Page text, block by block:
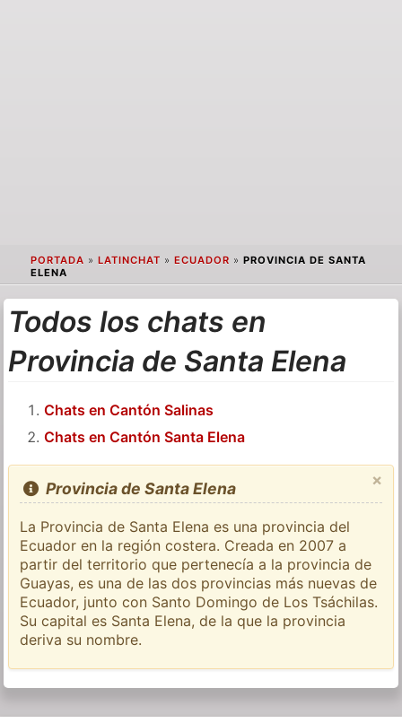
PORTADA » LATINCHAT » ECUADOR » PROVINCIA DE SANTA
ELENA
Todos los chats en
Provincia de Santa Elena
Chats en Cantón Salinas
Chats en Cantón Santa Elena
×
Provincia de Santa Elena
La Provincia de Santa Elena es una provincia del
Ecuador en la región costera. Creada en 2007 a
partir del territorio que pertenecía a la provincia de
Guayas, es una de las dos provincias más nuevas de
Ecuador, junto con Santo Domingo de Los Tsáchilas.
Su capital es Santa Elena, de la que la provincia
deriva su nombre.